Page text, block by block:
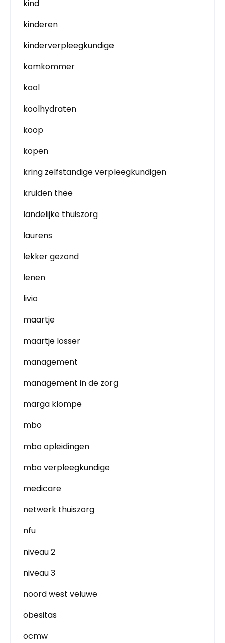
kind
kinderen
kinderverpleegkundige
komkommer
kool
koolhydraten
koop
kopen
kring zelfstandige verpleegkundigen
kruiden thee
landelijke thuiszorg
laurens
lekker gezond
lenen
livio
maartje
maartje losser
management
management in de zorg
marga klompe
mbo
mbo opleidingen
mbo verpleegkundige
medicare
netwerk thuiszorg
nfu
niveau 2
niveau 3
noord west veluwe
obesitas
ocmw